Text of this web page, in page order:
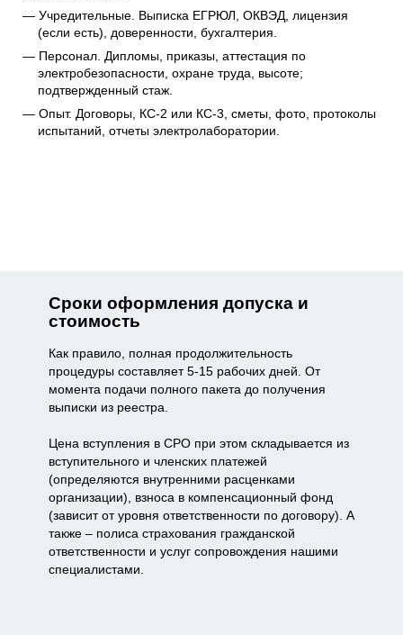
Учредительные. Выписка ЕГРЮЛ, ОКВЭД, лицензия
(если есть), доверенности, бухгалтерия.
Персонал. Дипломы, приказы, аттестация по
электробезопасности, охране труда, высоте;
подтвержденный стаж.
Опыт. Договоры, КС-2 или КС-3, сметы, фото, протоколы
испытаний, отчеты электролаборатории.
Сроки оформления допуска и
стоимость
Как правило, полная продолжительность
процедуры составляет 5-15 рабочих дней. От
момента подачи полного пакета до получения
выписки из реестра.
Цена вступления в СРО при этом складывается из
вступительного и членских платежей
(определяются внутренними расценками
организации), взноса в компенсационный фонд
(зависит от уровня ответственности по договору). А
также – полиса страхования гражданской
ответственности и услуг сопровождения нашими
специалистами.